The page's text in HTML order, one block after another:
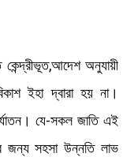
অনুযায়ী
ইহা দ্বারা হয় না।
যে-সকল জাতি এই
জন্য সহসা উন্নতি লাভ